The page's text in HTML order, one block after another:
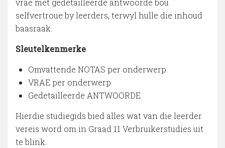
vrae met gedetailleerde antwoorde bou
selfvertroue by leerders, terwyl hulle die inhoud
baasraak.
Sleutelkenmerke
Omvattende NOTAS per onderwerp
VRAE per onderwerp
Gedetailleerde ANTWOORDE
Hierdie studiegids bied alles wat van die leerder
vereis word om in Graad 11 Verbruikerstudies uit
te blink.